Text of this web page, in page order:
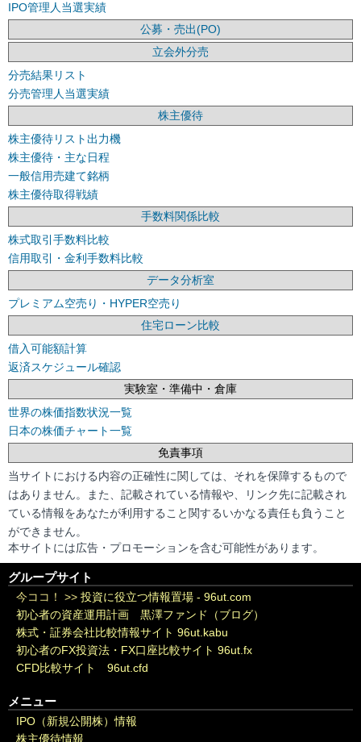
IPO管理人当選実績
公募・売出(PO)
立会外分売
分売結果リスト
分売管理人当選実績
株主優待
株主優待リスト出力機
株主優待・主な日程
一般信用売建て銘柄
株主優待取得戦績
手数料関係比較
株式取引手数料比較
信用取引・金利手数料比較
データ分析室
プレミアム空売り・HYPER空売り
住宅ローン比較
借入可能額計算
返済スケジュール確認
実験室・準備中・倉庫
世界の株価指数状況一覧
日本の株価チャート一覧
免責事項
当サイトにおける内容の正確性に関しては、それを保障するもので
はありません。また、記載されている情報や、リンク先に記載され
ている情報をあなたが利用すること関するいかなる責任も負うこと
ができません。
本サイトには広告・プロモーションを含む可能性があります。
グループサイト
今ココ！ >> 投資に役立つ情報置場 - 96ut.com
初心者の資産運用計画 黒澤ファンド（ブログ）
株式・証券会社比較情報サイト 96ut.kabu
初心者のFX投資法・FX口座比較サイト 96ut.fx
CFD比較サイト 96ut.cfd
メニュー
IPO（新規公開株）情報
株主優待情報